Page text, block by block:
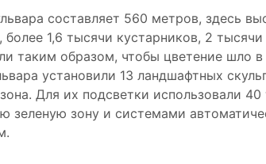
составляет 560 метров, здесь
1,6 тысячи кустарников, 2
таким образом, чтобы цветение шло в
установили 13 ландшафтных
Для их подсветки использовали
зеленую зону и системами